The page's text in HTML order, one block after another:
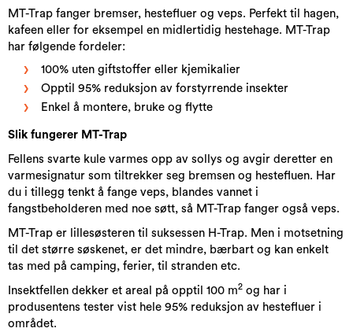
MT-Trap fanger bremser, hestefluer og veps. Perfekt til hagen,
kafeen eller for eksempel en midlertidig hestehage. MT-Trap
har følgende fordeler:
100% uten giftstoffer eller kjemikalier
Opptil 95% reduksjon av forstyrrende insekter
Enkel å montere, bruke og flytte
Slik fungerer MT-Trap
Fellens svarte kule varmes opp av sollys og avgir deretter en
varmesignatur som tiltrekker seg bremsen og hestefluen. Har
du i tillegg tenkt å fange veps, blandes vannet i
fangstbeholderen med noe søtt, så MT-Trap fanger også veps.
MT-Trap er lillesøsteren til suksessen H-Trap. Men i motsetning
til det større søskenet, er det mindre, bærbart og kan enkelt
tas med på camping, ferier, til stranden etc.
Insektfellen dekker et areal på opptil 100 m2 og har i
produsentens tester vist hele 95% reduksjon av hestefluer i
området.